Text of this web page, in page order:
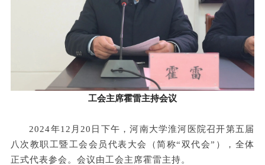
工会主席霍雷主持会议
2024年12月20日下午，河南大学淮河医院召开第五届
八次教职工暨工会会员代表大会（简称“双代会”），全体
正式代表参会。会议由工会主席霍雷主持。